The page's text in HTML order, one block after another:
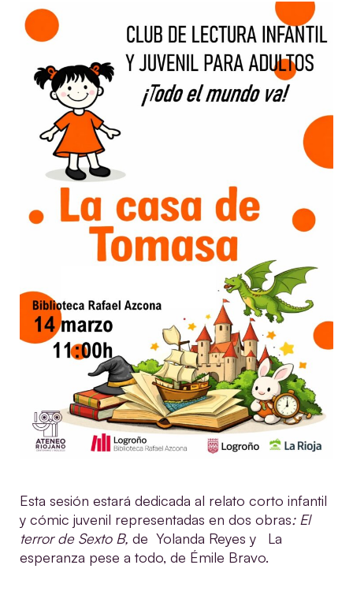
Esta sesión estará dedicada al relato corto infantil
y cómic juvenil representadas en dos obras: El
terror de Sexto B, de Yolanda Reyes y La
esperanza pese a todo, de Émile Bravo.